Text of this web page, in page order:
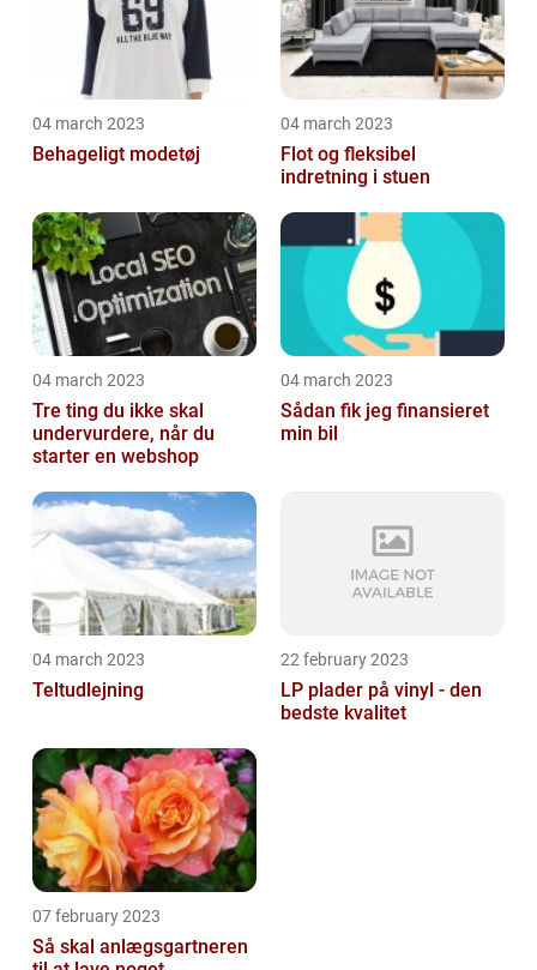
04 march 2023
Behageligt modetøj
04 march 2023
Flot og fleksibel
indretning i stuen
04 march 2023
Tre ting du ikke skal
undervurdere, når du
starter en webshop
04 march 2023
Sådan fik jeg finansieret
min bil
04 march 2023
Teltudlejning
22 february 2023
LP plader på vinyl - den
bedste kvalitet
07 february 2023
Så skal anlægsgartneren